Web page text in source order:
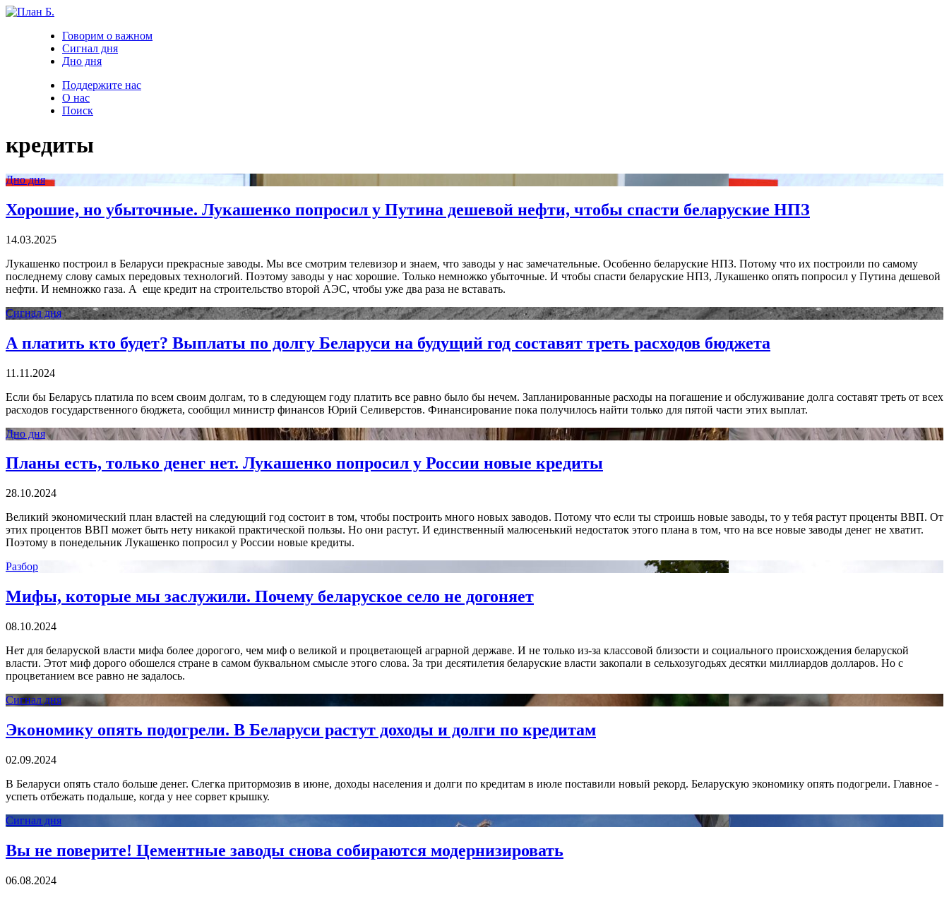
Говорим о важном
Сигнал дня
Дно дня
Поддержите нас
О нас
Поиск
кредиты
Дно дня
Хорошие, но убыточные. Лукашенко попросил у Путина дешевой нефти, чтобы спасти беларуские НПЗ
14.03.2025
Лукашенко построил в Беларуси прекрасные заводы. Мы все смотрим телевизор и знаем, что заводы у нас замечательные. Особенно беларуские НПЗ. Потому что их построили по самому
последнему слову самых передовых технологий. Поэтому заводы у нас хорошие. Только немножко убыточные. И чтобы спасти беларуские НПЗ, Лукашенко опять попросил у Путина дешевой
нефти. И немножко газа. А еще кредит на строительство второй АЭС, чтобы уже два раза не вставать.
Сигнал дня
А платить кто будет? Выплаты по долгу Беларуси на будущий год составят треть расходов бюджета
11.11.2024
Если бы Беларусь платила по всем своим долгам, то в следующем году платить все равно было бы нечем. Запланированные расходы на погашение и обслуживание долга составят треть от всех
расходов государственного бюджета, сообщил министр финансов Юрий Селиверстов. Финансирование пока получилось найти только для пятой части этих выплат.
Дно дня
Планы есть, только денег нет. Лукашенко попросил у России новые кредиты
28.10.2024
Великий экономический план властей на следующий год состоит в том, чтобы построить много новых заводов. Потому что если ты строишь новые заводы, то у тебя растут проценты ВВП. От
этих процентов ВВП может быть нету никакой практической пользы. Но они растут. И единственный малюсенький недостаток этого плана в том, что на все новые заводы денег не хватит.
Поэтому в понедельник Лукашенко попросил у России новые кредиты.
Разбор
Мифы, которые мы заслужили. Почему беларуское село не догоняет
08.10.2024
Нет для беларуской власти мифа более дорогого, чем миф о великой и процветающей аграрной державе. И не только из-за классовой близости и социального происхождения беларуской
власти. Этот миф дорого обошелся стране в самом буквальном смысле этого слова. За три десятилетия беларуские власти закопали в сельхозугодьях десятки миллиардов долларов. Но с
процветанием все равно не задалось.
Сигнал дня
Экономику опять подогрели. В Беларуси растут доходы и долги по кредитам
02.09.2024
В Беларуси опять стало больше денег. Слегка притормозив в июне, доходы населения и долги по кредитам в июле поставили новый рекорд. Беларускую экономику опять подогрели. Главное -
успеть отбежать подальше, когда у нее сорвет крышку.
Сигнал дня
Вы не поверите! Цементные заводы снова собираются модернизировать
06.08.2024